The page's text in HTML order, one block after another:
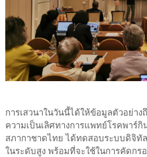
การเสวนาในวันนี้ได้ให้ข้อมูลตัวอย่า
ความเป็นเลิศทางการแพทย์โรคพาร์
สภากาชาดไทย ได้ทดสอบระบบดิจิทั
ในระดับสูง พร้อมที่จะใช้ในการคัดก